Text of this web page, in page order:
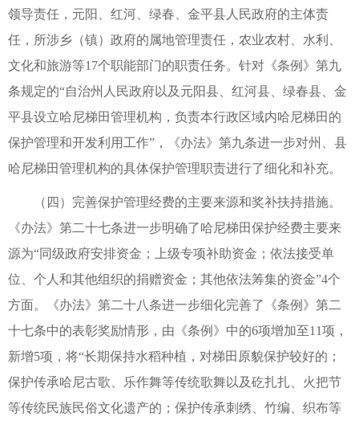
领导责任，元阳、红河、绿春、金平县人民政府的主体责
任，所涉乡（镇）政府的属地管理责任，农业农村、水利、
文化和旅游等17个职能部门的职责任务。针对《条例》第九
条规定的“自治州人民政府以及元阳县、红河县、绿春县、金
平县设立哈尼梯田管理机构，负责本行政区域内哈尼梯田的
保护管理和开发利用工作”，《办法》第九条进一步对州、县
哈尼梯田管理机构的具体保护管理职责进行了细化和补充。
（四）完善保护管理经费的主要来源和奖补扶持措施。
《办法》第二十七条进一步明确了哈尼梯田保护经费主要来
源为“同级政府安排资金；上级专项补助资金；依法接受单
位、个人和其他组织的捐赠资金；其他依法筹集的资金”4个
方面。《办法》第二十八条进一步细化完善了《条例》第二
十七条中的表彰奖励情形，由《条例》中的6项增加至11项，
新增5项，将“长期保持水稻种植，对梯田原貌保护较好的；
保护传承哈尼古歌、乐作舞等传统歌舞以及矻扎扎、火把节
等传统民族民俗文化遗产的；保护传承刺绣、竹编、织布等